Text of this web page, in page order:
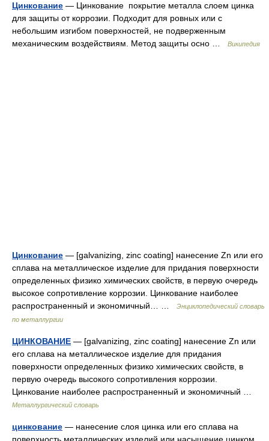
Цинкование — Цинкование покрытие металла слоем цинка
для защиты от коррозии. Подходит для ровных или с
небольшим изгибом поверхностей, не подверженным
механическим воздействиям. Метод защиты осно …
Википедия
Цинкование — [galvanizing, zinc coating] нанесение Zn или его
сплава на металлическое изделие для придания поверхности
определенных физико химических свойств, в первую очередь
высокое сопротивление коррозии. Цинкование наиболее
распространенный и экономичный… …
Энциклопедический словарь
по металлургии
ЦИНКОВАНИЕ — [galvanizing, zinc coating] нанесение Zn или
его сплава на металлическое изделие для придания
поверхности определенных физико химических свойств, в
первую очередь высокого сопротивления коррозии.
Цинкование наиболее распространенный и экономичный …
Металлургический словарь
цинкование — нанесение слоя цинка или его сплава на